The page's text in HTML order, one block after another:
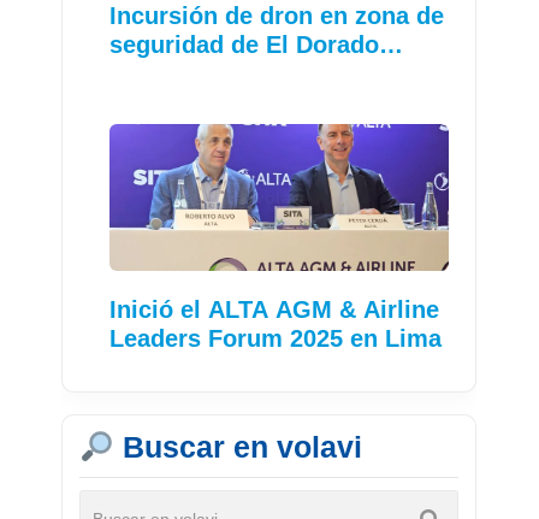
Incursión de dron en zona de
seguridad de El Dorado…
Inició el ALTA AGM & Airline
Leaders Forum 2025 en Lima
Buscar en volavi